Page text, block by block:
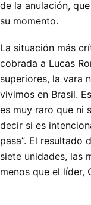
de la anulación,
su momento.
La situación más
cobrada a Lucas
superiores, la vara
vivimos en Brasil.
es muy raro que ni
decir si es
pasa”. El resultado
siete unidades, las
menos que el líder,